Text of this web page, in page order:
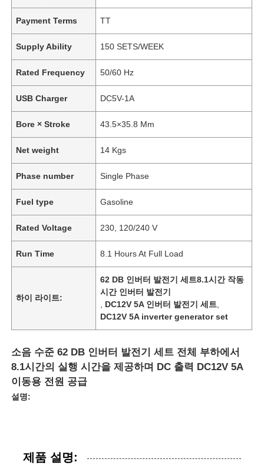
Payment Terms TT
Supply Ability 150 SETS/WEEK
Rated Frequency 50/60 Hz
USB Charger DC5V-1A
Bore × Stroke 43.5×35.8 Mm
Net weight 14 Kgs
Phase number Single Phase
Fuel type Gasoline
Rated Voltage 230, 120/240 V
Run Time 8.1 Hours At Full Load
하이 라이트:
62 DB 인버터 발전기 세트8.1시간 작동
시간 인버터 발전기
DC12V 5A 인버터 발전기 세트
DC12V 5A inverter generator set
소음 수준 62 DB 인버터 발전기 세트 전체 부하에서
8.1시간의 실행 시간을 제공하며 DC 출력 DC12V 5A
이동용 전원 공급
설명:
제품 설명: